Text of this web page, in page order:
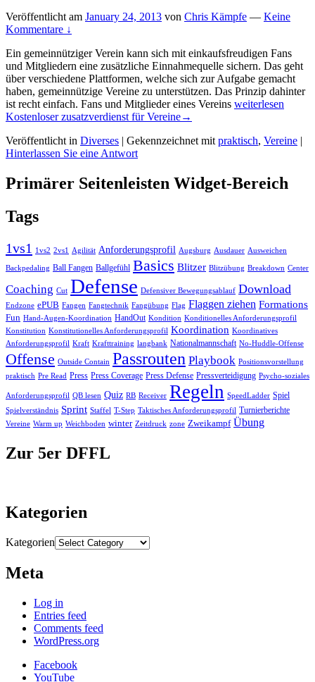
Veröffentlicht am January 24, 2013 von Chris Kämpfe — Keine
Kommentare ↓
Ein gemeinnütziger Verein kann sich mit einkaufsfreudigen Fans
und Mitgliedern eine zusätzliche Einnahmequelle sichern. Das geht
über verschiedene Plattformen, welche sich zur Aufgabe gemacht
haben, gemeinnützige Vereine zu unterstützen. Das Prinzip dahinter
ist recht einfach. Fans und Mitglieder eines Vereins weiterlesen
Kostenloser zusatzverdienst für Vereine→
Veröffentlicht in Diverses | Gekennzeichnet mit praktisch, Vereine |
Hinterlassen Sie eine Antwort
Primärer Seitenleisten Widget-Bereich
Tags
1vs1 1vs2 2vs1 Agilität Anforderungsprofil Augsburg Ausdauer Ausweichen
Backpedaling Ball Fangen Ballgefühl Basics Blitzer Blitzübung Breakdown Center
Coaching Cut Defense Defensiver Bewegungsablauf Download
Endzone ePUB Fangen Fangtechnik Fangübung Flag Flaggen ziehen Formations
Fun Hand-Augen-Koordination HandOut Kondition Konditionelles Anforderungsprofil
Konstitution Konstitutionelles Anforderungsprofil Koordination Koordinatives
Anforderungsprofil Kraft Krafttraining langbank Nationalmannschaft No-Huddle-Offense
Offense Outside Contain Passrouten Playbook Positionsvorstellung
praktisch Pre Read Press Press Coverage Press Defense Pressverteidigung Psycho-soziales
Anforderungsprofil QB lesen Quiz RB Receiver Regeln SpeedLadder Spiel
Spielverständnis Sprint Staffel T-Step Taktisches Anforderungsprofil Turnierberichte
Vereine Warm up Weichboden winter Zeitdruck zone Zweikampf Übung
Zur 5er DFFL
Kategorien
Kategorien
Meta
Log in
Entries feed
Comments feed
WordPress.org
Facebook
YouTube